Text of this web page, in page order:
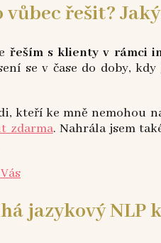
vůbec řešit?
řeším s klienty v rámci
se v čase do doby,
kteří ke mně nemohou
zdarma. Nahrála jsem
jazykový NLP